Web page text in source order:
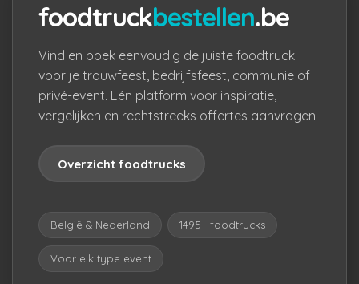
foodtruckbestellen.be
Vind en boek eenvoudig de juiste foodtruck
voor je trouwfeest, bedrijfsfeest, communie of
privé-event. Eén platform voor inspiratie,
vergelijken en rechtstreeks offertes aanvragen.
Overzicht foodtrucks
België & Nederland 1495+ foodtrucks
Voor elk type event